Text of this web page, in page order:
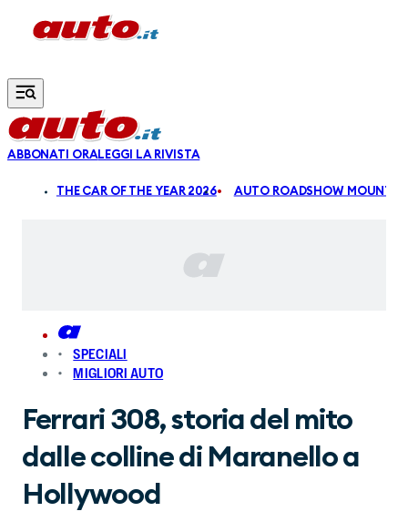
Vai al contenuto principale
ABBONATI ORALEGGI LA RIVISTA
THE CAR OF THE YEAR 2026 AUTO ROADSHOW
SPECIALI
MIGLIORI AUTO
Ferrari 308, storia del mito
dalle colline di Maranello a
Hollywood